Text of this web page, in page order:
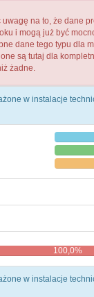
uwagę na to, że dane
i mogą już być
dane tego typu dla
są tutaj dla
żadne.
w instalacje
100,0%
w instalacje